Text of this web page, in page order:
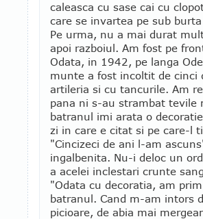
caleasca cu sase cai cu
care se invartea pe sub
Pe urma, nu a mai durat
apoi razboiul. Am fost pe
Odata, in 1942, pe langa
munte a fost incoltit de cinci
artileria si cu tancurile. Am
pana ni s-au strambat tevile
batranul imi arata o
zi in care e citat si pe care-l
"Cincizeci de ani l-am
ingalbenita. Nu-i deloc un
a acelei inclestari crunte
"Odata cu decoratia, am
batranul. Cand m-am intors
picioare, de abia mai